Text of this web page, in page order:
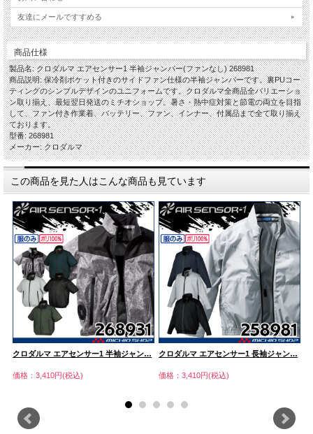
友達にメールですすめる
商品仕様
製品名: クロダルマ エアセンサー1 半袖ジャンパー(ファンなし) 268981
商品説明: 保冷剤ポケット付きのサイドファン仕様の半袖ジャンパーです。裏PUコー
ティングのシンプルデザインのユニフォームです。クロダルマ全商品全バリエーショ
ン取り揃え、最短翌日発送のミチオショップ。暑さ・熱中症対策と節電の両立を目指
して、ファン付き作業着、バッテリー、ファン、インナー、付属品まで全て取り揃え
ております。
型番: 268981
メーカー: クロダルマ
この商品を見た人はこんな商品も見ています
クロダルマ エアセンサー1 半袖ジャン…
価格：3,410円(税込)
クロダルマ エアセンサー1 長袖ジャン…
価格：3,410円(税込)